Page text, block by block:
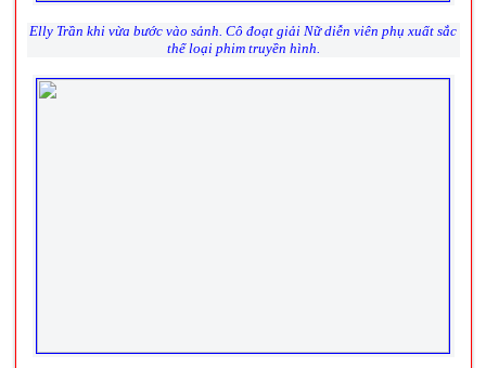
Elly Trần khi vừa bước vào sảnh. Cô đoạt giải Nữ diễn viên phụ xuất sắc
thể loại phim truyền hình.